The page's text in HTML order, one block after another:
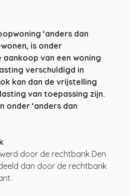
‘anders dan
is onder
van een woning
verschuldigd in
kan dan de vrijstelling
van toepassing zijn.
‘anders dan
door de rechtbank Den
dan door de rechtbank